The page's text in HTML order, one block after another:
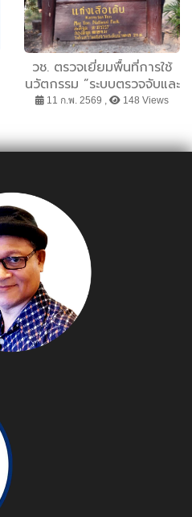
วช. ตรวจเยี่ยมพื้นที่การใช้
นวัตกรรม ”ระบบตรวจจับและ
เฝ้าระวังไฟป่าแบบครบวงจร”
11 ก.พ. 2569 , 148 Views